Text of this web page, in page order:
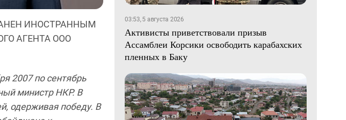
ИНОСТРАННЫМ
АГЕНТА ООО
2007 по сентябрь
министр НКР. В
одерживая победу. В
03:53, 5 августа 2026
Активисты приветствовали призыв
Ассамблеи Корсики освободить карабахских
пленных в Баку